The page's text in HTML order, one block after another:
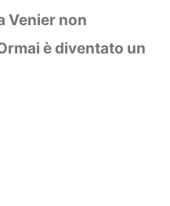
Venier non
è diventato un